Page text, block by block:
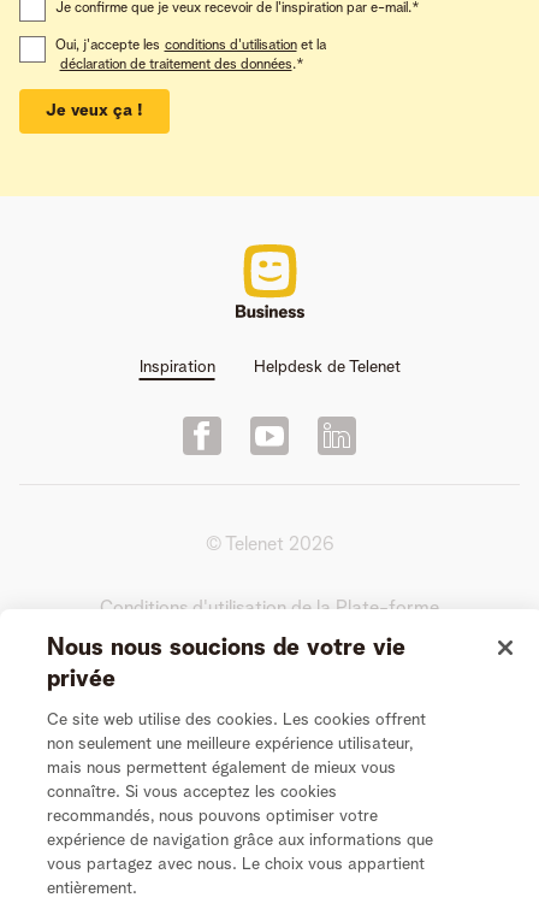
Je confirme que je veux recevoir de l'inspiration par e-mail.*
Oui, j'accepte les conditions d'utilisation et la
déclaration de traitement des données.*
Je veux ça !
Inspiration Helpdesk de Telenet
© Telenet 2026
Conditions d'utilisation de la Plate-forme
Conditions générales de l’Entretien Vidéo
Vie Privée
Politique de cookies
Modifier les préférences de cookies
Nous nous soucions de votre vie
privée
Ce site web utilise des cookies. Les cookies offrent
non seulement une meilleure expérience utilisateur,
mais nous permettent également de mieux vous
connaître. Si vous acceptez les cookies
recommandés, nous pouvons optimiser votre
expérience de navigation grâce aux informations que
vous partagez avec nous. Le choix vous appartient
entièrement.